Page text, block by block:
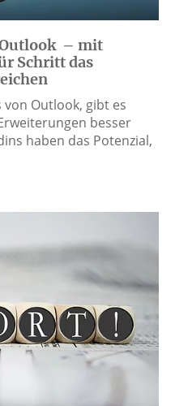
– mit
Schritt das
Outlook, gibt es
besser
haben das Potenzial,